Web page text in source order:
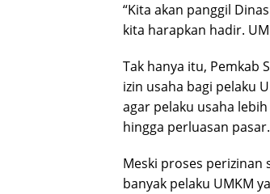
“Kita akan panggil
kita harapkan hadir.
Tak hanya itu, Pemkab
izin usaha bagi pelaku
agar pelaku usaha
hingga perluasan pasar.
Meski proses perizinan
banyak pelaku UMKM